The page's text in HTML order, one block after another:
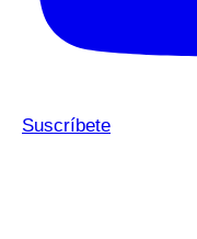
Suscríbete